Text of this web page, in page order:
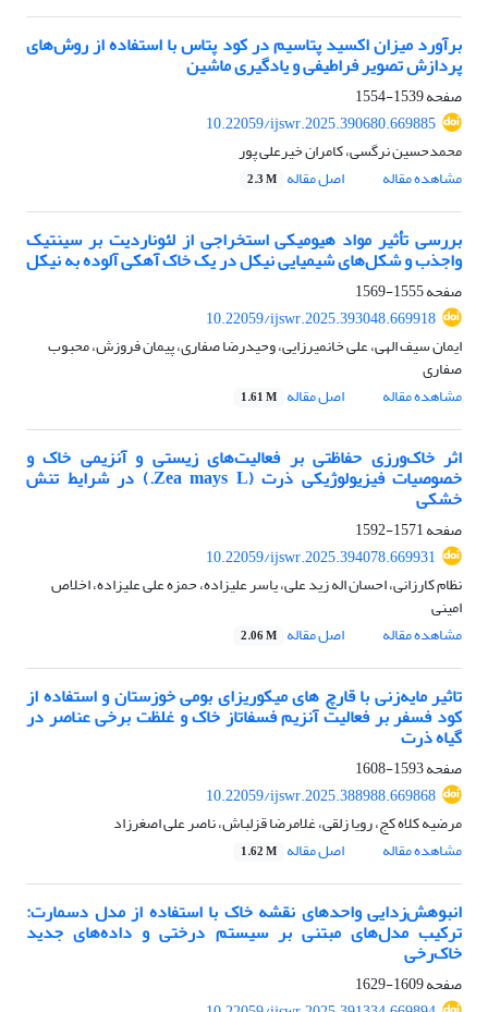
برآورد میزان اکسید پتاسیم در کود پتاس با استفاده از روش‌های
پردازش تصویر فراطیفی و یادگیری ماشین
صفحه1539-1554
10.22059/ijswr.2025.390680.669885
محمدحسین نرگسی، کامران خیرعلی پور
مشاهده مقاله
اصل مقاله 2.3 M
بررسی تأثیر مواد هیومیکی استخراجی از لئوناردیت بر سینتیک
واجذب و شکل‌های شیمیایی نیکل در یک خاک آهکی آلوده به نیکل
صفحه1555-1569
10.22059/ijswr.2025.393048.669918
ایمان سیف الهی، علی خانمیرزایی، وحیدرضا صفاری، پیمان فروزش، محبوب
صفاری
مشاهده مقاله
اصل مقاله 1.61 M
اثر خاک‌ورزی حفاظتی بر فعالیت‌های زیستی و آنزیمی خاک و
خصوصیات فیزیولوژیکی ذرت (Zea mays L.) در شرایط تنش
خشکی
صفحه1571-1592
10.22059/ijswr.2025.394078.669931
نظام کارزانی، احسان اله زید علی، یاسر علیزاده، حمزه علی علیزاده، اخلاص
امینی
مشاهده مقاله
اصل مقاله 2.06 M
تاثیر مایه‌زنی با قارچ های میکوریزای بومی خوزستان و استفاده از
کود فسفر بر فعالیت آنزیم فسفاتاز خاک و غلظت برخی عناصر در
گیاه ذرت
صفحه1593-1608
10.22059/ijswr.2025.388988.669868
مرضیه کلاه کج، رویا زلقی، غلامرضا قزلباش، ناصر علی اصغرزاد
مشاهده مقاله
اصل مقاله 1.62 M
انبوهش‌زدایی واحدهای نقشه خاک با استفاده از مدل دسمارت:
ترکیب مدل‌های مبتنی بر سیستم درختی و داده‌های جدید
خاک‌رخی
صفحه1609-1629